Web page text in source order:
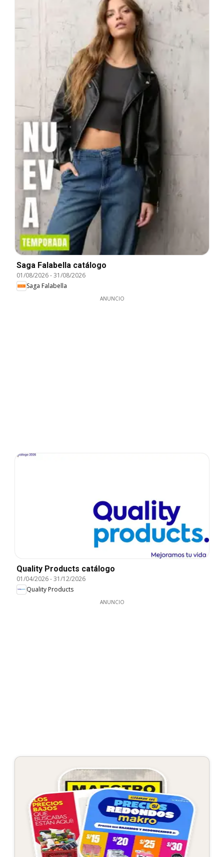
Saga Falabella catálogo
01/08/2026-31/08/2026
Saga Falabella
ANUNCIO
Quality Products catálogo
01/04/2026-31/12/2026
Quality Products
ANUNCIO